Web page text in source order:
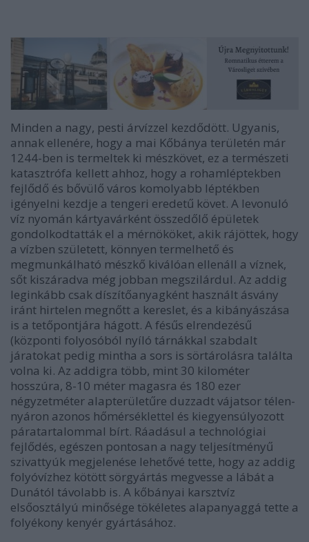
Minden a nagy, pesti árvízzel kezdődött. Ugyanis,
annak ellenére, hogy a mai Kőbánya területén már
1244-ben is termeltek ki mészkövet, ez a természeti
katasztrófa kellett ahhoz, hogy a rohamléptekben
fejlődő és bővülő város komolyabb léptékben
igényelni kezdje a tengeri eredetű követ. A levonuló
víz nyomán kártyavárként összedőlő épületek
gondolkodtatták el a mérnököket, akik rájöttek, hogy
a vízben született, könnyen termelhető és
megmunkálható mészkő kiválóan ellenáll a víznek,
sőt kiszáradva még jobban megszilárdul. Az addig
leginkább csak díszítőanyagként használt ásvány
iránt hirtelen megnőtt a kereslet, és a kibányászása
is a tetőpontjára hágott. A fésűs elrendezésű
(központi folyosóból nyíló tárnákkal szabdalt
járatokat pedig mintha a sors is sörtárolásra találta
volna ki. Az addigra több, mint 30 kilométer
hosszúra, 8-10 méter magasra és 180 ezer
négyzetméter alapterületűre duzzadt vájatsor télen-
nyáron azonos hőmérséklettel és kiegyensúlyozott
páratartalommal bírt. Ráadásul a technológiai
fejlődés, egészen pontosan a nagy teljesítményű
szivattyúk megjelenése lehetővé tette, hogy az addig
folyóvízhez kötött sörgyártás megvesse a lábát a
Dunától távolabb is. A kőbányai karsztvíz
elsőosztályú minősége tökéletes alapanyaggá tette a
folyékony kenyér gyártásához.